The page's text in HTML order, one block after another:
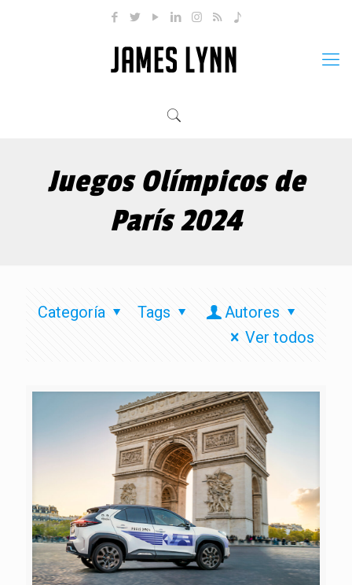
Juegos Olímpicos de
París 2024
Categoría Tags
Autores
Ver todos